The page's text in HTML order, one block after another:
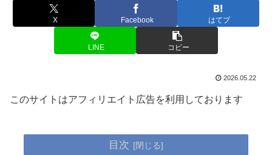
X Facebook はてブ
LINE コピー
2026.05.22
このサイトはアフィリエイト広告を利用しております
目次